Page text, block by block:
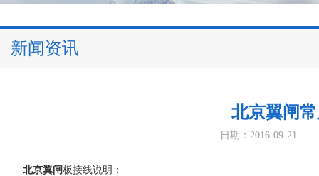
新闻资讯
北京翼闸
日期：2016-09-21
北京翼闸板接线说明：